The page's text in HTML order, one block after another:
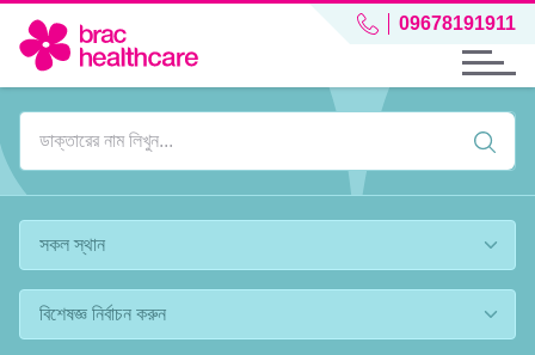
09678191911